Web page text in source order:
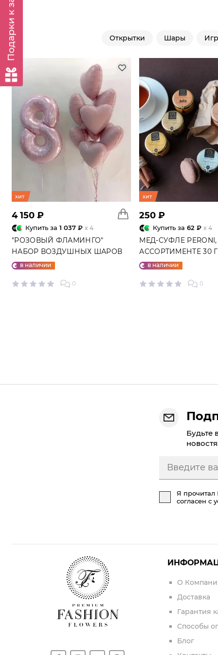
Открытки Шары
хит
4 150 ₽
Купить за 1 037 ₽ x 4
"РОЗОВЫЙ ФЛАМИНГО"
НАБОР ВОЗДУШНЫХ ШАРОВ
№25в наличии
0
хит
250 ₽
Купить за 62 ₽ x 4
МЕД-СУФЛЕ
АССОРТИМЕНТЕ 30
в наличии
0
Будьте
Я прочитал
согласен с
О
Доставка
Гарантия
Способы
Блог
Подарки к заказу